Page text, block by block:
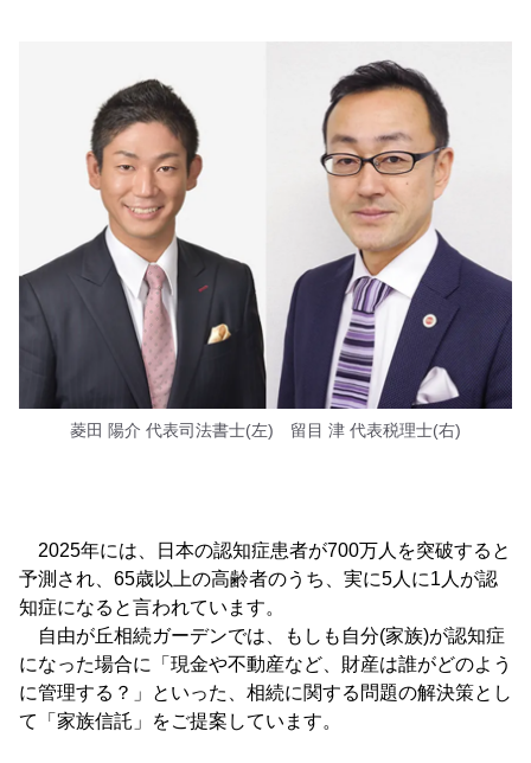
菱田 陽介 代表司法書士(左) 留目 津 代表税理士(右)
2025年には、日本の認知症患者が700万人を突破すると
予測され、65歳以上の高齢者のうち、実に5人に1人が認
知症になると言われています。
自由が丘相続ガーデンでは、もしも自分(家族)が認知症
になった場合に「現金や不動産など、財産は誰がどのよう
に管理する？」といった、相続に関する問題の解決策とし
て「家族信託」をご提案しています。